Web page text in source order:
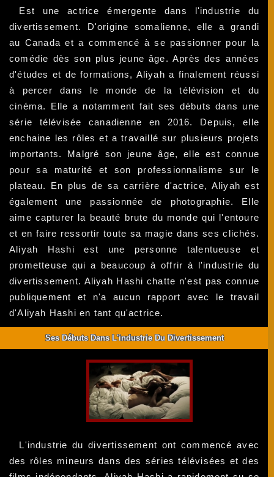
Est une actrice émergente dans l'industrie du
divertissement. D'origine somalienne, elle a grandi
au Canada et a commencé à se passionner pour la
comédie dès son plus jeune âge. Après des années
d'études et de formations, Aliyah a finalement réussi
à percer dans le monde de la télévision et du
cinéma. Elle a notamment fait ses débuts dans une
série télévisée canadienne en 2016. Depuis, elle
enchaine les rôles et a travaillé sur plusieurs projets
importants. Malgré son jeune âge, elle est connue
pour sa maturité et son professionnalisme sur le
plateau. En plus de sa carrière d'actrice, Aliyah est
également une passionnée de photographie. Elle
aime capturer la beauté brute du monde qui l'entoure
et en faire ressortir toute sa magie dans ses clichés.
Aliyah Hashi est une personne talentueuse et
prometteuse qui a beaucoup à offrir à l'industrie du
divertissement. Aliyah Hashi chatte n'est pas connue
publiquement et n'a aucun rapport avec le travail
d'Aliyah Hashi en tant qu'actrice.
Ses Débuts Dans L'industrie Du Divertissement
L'industrie du divertissement ont commencé avec
des rôles mineurs dans des séries télévisées et des